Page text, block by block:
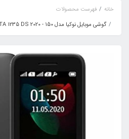
خانه
فهرست محصولات
گوشی موبایل نوکیا مدل 150 - 2020 TA 1235 DS دو سیم‌ کارت